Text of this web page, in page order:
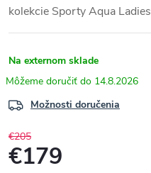
kolekcie Sporty Aqua Ladies
Na externom sklade
14.8.2026
Možnosti doručenia
€205
€179